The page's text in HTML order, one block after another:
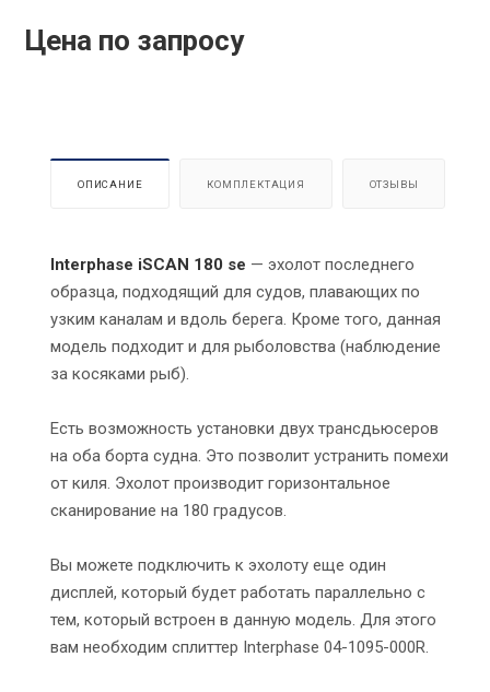
Цена по запросу
ОПИСАНИЕ КОМПЛЕКТАЦИЯ ОТЗЫВЫ
Interphase iSCAN 180 se — эхолот последнего
образца, подходящий для судов, плавающих по
узким каналам и вдоль берега. Кроме того, данная
модель подходит и для рыболовства (наблюдение
за косяками рыб).
Есть возможность установки двух трансдьюсеров
на оба борта судна. Это позволит устранить помехи
от киля. Эхолот производит горизонтальное
сканирование на 180 градусов.
Вы можете подключить к эхолоту еще один
дисплей, который будет работать параллельно с
тем, который встроен в данную модель. Для этого
вам необходим сплиттер Interphase 04-1095-000R.